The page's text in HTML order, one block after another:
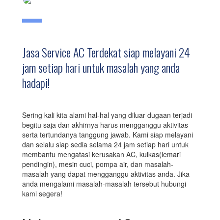
Jasa Service AC Terdekat siap melayani 24
jam setiap hari untuk masalah yang anda
hadapi!
Sering kali kita alami hal-hal yang diluar dugaan terjadi
begitu saja dan akhirnya harus mengganggu aktivitas
serta tertundanya tanggung jawab. Kami siap melayani
dan selalu siap sedia selama 24 jam setiap hari untuk
membantu mengatasi kerusakan AC, kulkas(lemari
pendingin), mesin cuci, pompa air, dan masalah-
masalah yang dapat mengganggu aktivitas anda. Jika
anda mengalami masalah-masalah tersebut hubungi
kami segera!